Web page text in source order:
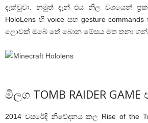
දැක්වුවා. නමුත් දැන් එය නිල වශයෙන්
HoloLens හි voice සහ gesture
ලොවක් ඔබේ තේ බොන මේසය මත තනා
මීලග TOMB RAIDER
2014 වසරේදී නිවේදනය කල Rise of the